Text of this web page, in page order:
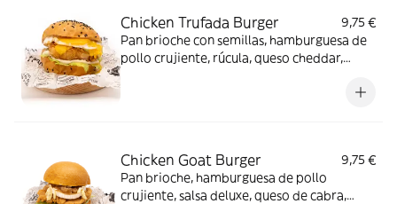
Chicken Trufada Burger
9,75 €
Pan brioche con semillas, hamburguesa de
pollo crujiente, rúcula, queso cheddar,
Chicken Goat Burger
9,75 €
Pan brioche, hamburguesa de pollo
crujiente, salsa deluxe, queso de cabra,